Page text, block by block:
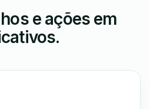
e ações em